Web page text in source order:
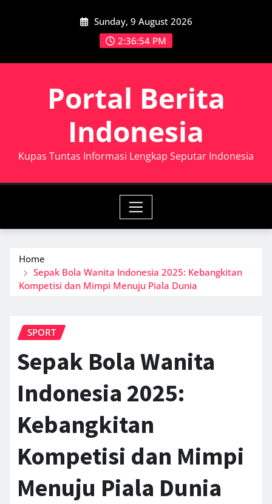
Sunday, 9 August 2026
2:36:55 PM
Portal Berita
Indonesia
Kupas Tuntas Informasi Lengkap Seputar Indonesia
Home
Sepak Bola Wanita Indonesia 2025: Kebangkitan
Kompetisi dan Mimpi Menuju Piala Dunia
SPORT
Sepak Bola Wanita
Indonesia 2025:
Kebangkitan
Kompetisi dan Mimpi
Menuju Piala Dunia